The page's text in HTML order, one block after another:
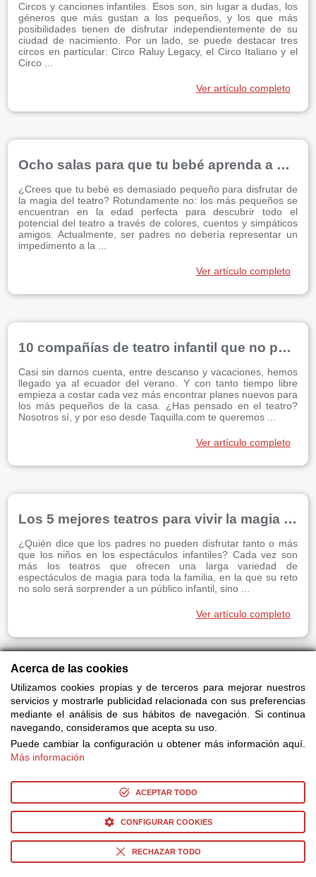
Circos y canciones infantiles. Esos son, sin lugar a dudas, los
géneros que más gustan a los pequeños, y los que más
posibilidades tienen de disfrutar independientemente de su
ciudad de nacimiento. Por un lado, se puede destacar tres
circos en particular: Circo Raluy Legacy, el Circo Italiano y el
Circo ...
Ver artículo completo
Ocho salas para que tu bebé aprenda a disfrutar del teatro
¿Crees que tu bebé es demasiado pequeño para disfrutar de
la magia del teatro? Rotundamente no: los más pequeños se
encuentran en la edad perfecta para descubrir todo el
potencial del teatro a través de colores, cuentos y simpáticos
amigos. Actualmente, ser padres no debería representar un
impedimento a la ...
Ver artículo completo
10 compañías de teatro infantil que no puedes perderte
Casi sin darnos cuenta, entre descanso y vacaciones, hemos
llegado ya al ecuador del verano. Y con tanto tiempo libre
empieza a costar cada vez más encontrar planes nuevos para
los más pequeños de la casa. ¿Has pensado en el teatro?
Nosotros sí, y por eso desde Taquilla.com te queremos ...
Ver artículo completo
Los 5 mejores teatros para vivir la magia en familia
¿Quién dice que los padres no pueden disfrutar tanto o más
que los niños en los espectáculos infantiles? Cada vez son
más los teatros que ofrecen una larga variedad de
espectáculos de magia para toda la familia, en la que su reto
no solo será sorprender a un público infantil, sino ...
Ver artículo completo
Cinco espectáculos únicos para que los más pequeños disfruten durante el otoño
Con el otoño no sólo vuelven las clases, también se instala un
mal tiempo que complica buscar planes de ocio para los más
tal el teatro infantil? Magia, música y títeres especialmente
planeados para que los niños se diviertan ...
Ver artículo completo
Únete a los más de31,000,000de usuarios que
ya usan Taquilla.com cada año y:
Acerca de las cookies
Utilizamos cookies propias y de terceros para mejorar nuestros
servicios y mostrarle publicidad relacionada con sus preferencias
mediante el análisis de sus hábitos de navegación. Si continua
navegando, consideramos que acepta su uso.
Puede cambiar la configuración u obtener más información aquí.
Más información
ACEPTAR TODO
CONFIGURAR COOKIES
RECHAZAR TODO